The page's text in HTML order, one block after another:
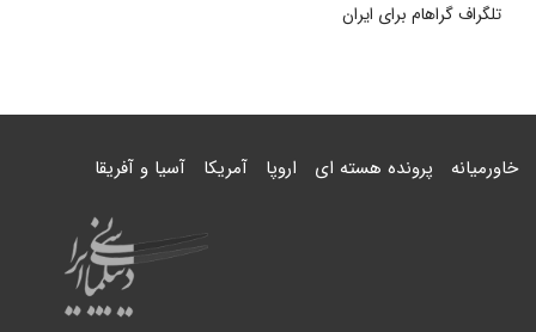
تلگراف گراهام برای ایران
خاورمیانه پرونده هسته ای اروپا آمریکا آسیا و آفریقا